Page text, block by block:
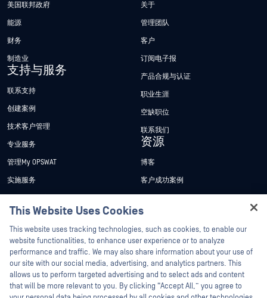
美国联邦政府
能源
财务
制造业
支持与服务
联系支持
创建案例
技术客户管理
专业服务
管理My OPSWAT
实施服务
技术文档
培训
漏洞计划
合作伙伴
认证
关于
管理团队
客户
订阅电子报
产品合规与认证
职业生涯
空缺职位
联系我们
资源
博客
客户成功案例
新闻报道
活动
网络研讨会
产品型录
白皮书
This Website Uses Cookies
This website uses tracking technologies, such as cookies, to enable our
website functionalities, to enhance user experience or to analyze
performance and traffic. We may also share information about your use of
our site with our social media, advertising, and analytics partners. This
allows us to perform targeted advertising and to select ads and content
that will be more relevant to you. By clicking “Accept All,” you agree to
Hey there!
I'm Ozzy, your OPSWAT virtual assistant.
How can I help you secure what's critical
today?